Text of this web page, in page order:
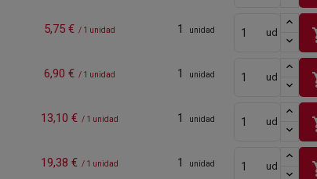
5,75 € / 1 unidad 1 unidad ud
6,90 € / 1 unidad 1 unidad ud
13,10 € / 1 unidad 1 unidad ud
19,38 € / 1 unidad 1 unidad ud